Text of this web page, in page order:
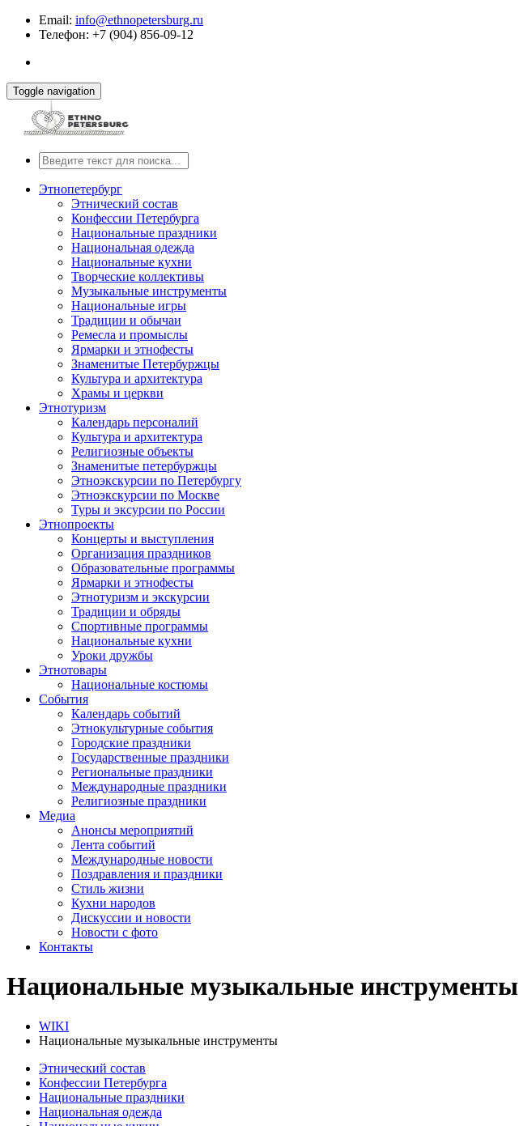
Email: info@ethnopetersburg.ru
Телефон: +7 (904) 856-09-12
Toggle navigation
Этнопетербург
Этнический состав
Конфессии Петербурга
Национальные праздники
Национальная одежда
Национальные кухни
Творческие коллективы
Музыкальные инструменты
Национальные игры
Традиции и обычаи
Ремесла и промыслы
Ярмарки и этнофесты
Знаменитые Петербуржцы
Культура и архитектура
Храмы и церкви
Этнотуризм
Календарь персоналий
Культура и архитектура
Религиозные объекты
Знаменитые петербуржцы
Этноэкскурсии по Петербургу
Этноэкскурсии по Москве
Туры и эксурсии по России
Этнопроекты
Концерты и выступления
Организация праздников
Образовательные программы
Ярмарки и этнофесты
Этнотуризм и экскурсии
Традиции и обряды
Спортивные программы
Национальные кухни
Уроки дружбы
Этнотовары
Национальные костюмы
События
Календарь событий
Этнокультурные события
Городские праздники
Государственные праздники
Региональные праздники
Международные праздники
Религиозные праздники
Медиа
Анонсы мероприятий
Лента событий
Международные новости
Поздравления и праздники
Cтиль жизни
Кухни народов
Дискуссии и новости
Новости с фото
Контакты
Национальные музыкальные инструменты
WIKI
Национальные музыкальные инструменты
Этнический состав
Конфессии Петербурга
Национальные праздники
Национальная одежда